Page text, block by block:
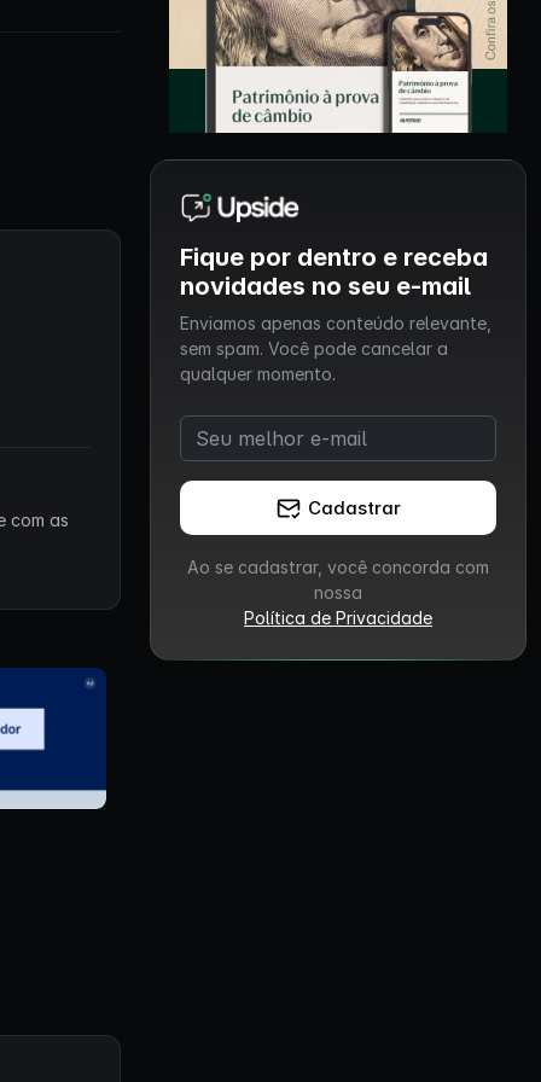
com as
Fique por dentro e receba
novidades no seu e-mail
Enviamos apenas conteúdo relevante,
sem spam. Você pode cancelar a
qualquer momento.
Cadastrar
Ao se cadastrar, você concorda com
nossa
Política de Privacidade